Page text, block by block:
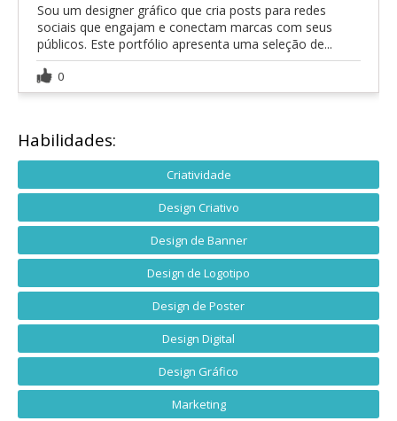
Sou um designer gráfico que cria posts para redes
sociais que engajam e conectam marcas com seus
públicos. Este portfólio apresenta uma seleção de...
0
Habilidades:
Criatividade
Design Criativo
Design de Banner
Design de Logotipo
Design de Poster
Design Digital
Design Gráfico
Marketing